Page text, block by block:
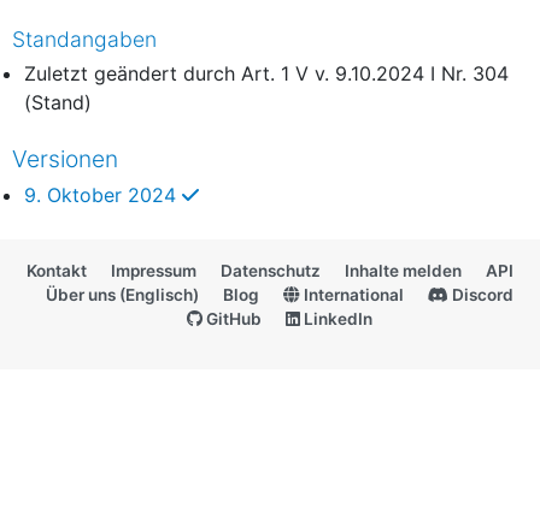
Standangaben
Zuletzt geändert durch Art. 1 V v. 9.10.2024 I Nr. 304
(Stand)
Versionen
9. Oktober 2024 ausgewählt
Kontakt Impressum Datenschutz Inhalte melden
API
Über uns (Englisch)
Blog International
Discord
GitHub
LinkedIn